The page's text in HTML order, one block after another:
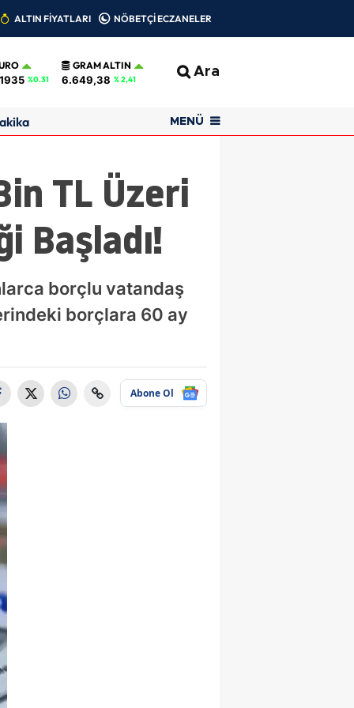
ALTIN FİYATLARI NÖBETÇİ ECZANELER
%0.31
GRAM ALTIN
6.649,38 % 2,41 Ara
MENÜ
TL Üzeri
Başladı!
borçlu vatandaş
borçlara 60 ay
Abone Ol